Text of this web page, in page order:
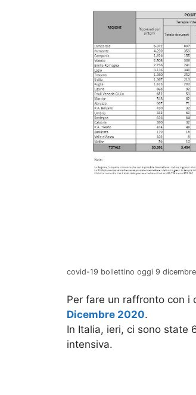
covid-19 bollettino oggi 9 dicembre
Per fare un raffronto con i
Dicembre 2020.
In Italia, ieri, ci sono state
intensiva.